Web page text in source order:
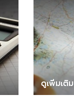
ดูเพิ่มเติม